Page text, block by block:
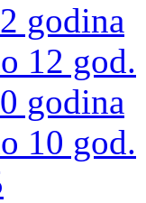
godina
12 god.
godina
10 god.